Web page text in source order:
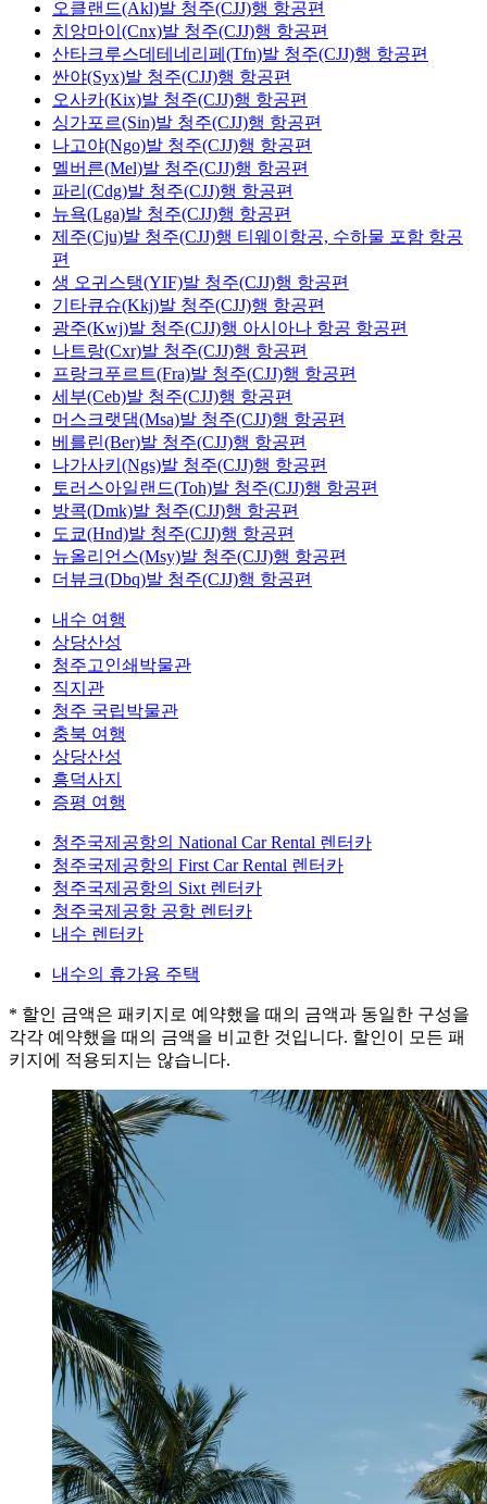
오클랜드(Akl)발 청주(CJJ)행 항공편
치앙마이(Cnx)발 청주(CJJ)행 항공편
산타크루스데테네리페(Tfn)발 청주(CJJ)행 항공편
싼야(Syx)발 청주(CJJ)행 항공편
오사카(Kix)발 청주(CJJ)행 항공편
싱가포르(Sin)발 청주(CJJ)행 항공편
나고야(Ngo)발 청주(CJJ)행 항공편
멜버른(Mel)발 청주(CJJ)행 항공편
파리(Cdg)발 청주(CJJ)행 항공편
뉴욕(Lga)발 청주(CJJ)행 항공편
제주(Cju)발 청주(CJJ)행 티웨이항공, 수하물 포함 항공
편
생 오귀스탱(YIF)발 청주(CJJ)행 항공편
기타큐슈(Kkj)발 청주(CJJ)행 항공편
광주(Kwj)발 청주(CJJ)행 아시아나 항공 항공편
나트랑(Cxr)발 청주(CJJ)행 항공편
프랑크푸르트(Fra)발 청주(CJJ)행 항공편
세부(Ceb)발 청주(CJJ)행 항공편
머스크랫댐(Msa)발 청주(CJJ)행 항공편
베를린(Ber)발 청주(CJJ)행 항공편
나가사키(Ngs)발 청주(CJJ)행 항공편
토러스아일랜드(Toh)발 청주(CJJ)행 항공편
방콕(Dmk)발 청주(CJJ)행 항공편
도쿄(Hnd)발 청주(CJJ)행 항공편
뉴올리언스(Msy)발 청주(CJJ)행 항공편
더뷰크(Dbq)발 청주(CJJ)행 항공편
내수 여행
상당산성
청주고인쇄박물관
직지관
청주 국립박물관
충북 여행
상당산성
흥덕사지
증평 여행
청주국제공항의 National Car Rental 렌터카
청주국제공항의 First Car Rental 렌터카
청주국제공항의 Sixt 렌터카
청주국제공항 공항 렌터카
내수 렌터카
내수의 휴가용 주택
* 할인 금액은 패키지로 예약했을 때의 금액과 동일한 구성을
각각 예약했을 때의 금액을 비교한 것입니다. 할인이 모든 패
키지에 적용되지는 않습니다.